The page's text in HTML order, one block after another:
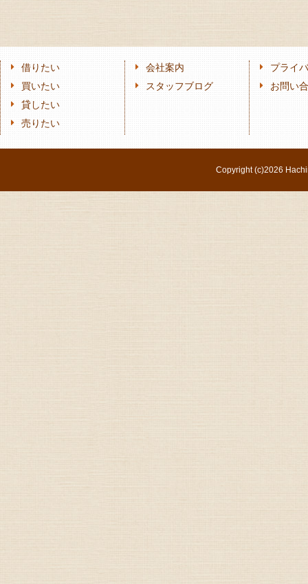
借りたい
買いたい
貸したい
売りたい
会社案内
スタッフブログ
プライ
お問い
Copyright (c)2026